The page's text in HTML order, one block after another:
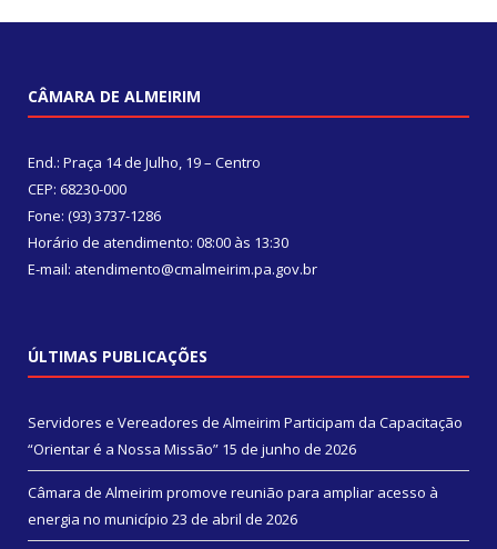
CÂMARA DE ALMEIRIM
End.: Praça 14 de Julho, 19 – Centro
CEP: 68230-000
Fone: (93) 3737-1286
Horário de atendimento: 08:00 às 13:30
E-mail: atendimento@cmalmeirim.pa.gov.br
ÚLTIMAS PUBLICAÇÕES
Servidores e Vereadores de Almeirim Participam da Capacitação
“Orientar é a Nossa Missão” 15 de junho de 2026
Câmara de Almeirim promove reunião para ampliar acesso à
energia no município 23 de abril de 2026